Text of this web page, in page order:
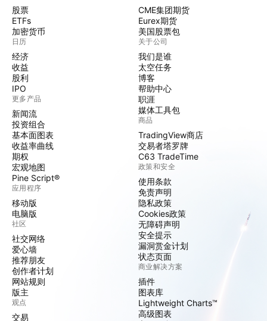
股票
ETFs
加密货币
日历
经济
收益
股利
IPO
更多产品
新闻流
投资组合
基本面图表
收益率曲线
期权
宏观地图
Pine Script®
应用程序
移动版
电脑版
社区
社交网络
爱心墙
推荐朋友
创作者计划
网站规则
版主
观点
交易
CME集团期货
Eurex期货
美国股票包
关于公司
我们是谁
太空任务
博客
帮助中心
职涯
媒体工具包
商品
TradingView商店
交易者塔罗牌
C63 TradeTime
政策和安全
使用条款
免责声明
隐私政策
Cookies政策
无障碍声明
安全提示
漏洞赏金计划
状态页面
商业解决方案
插件
图表库
Lightweight Charts™
高级图表